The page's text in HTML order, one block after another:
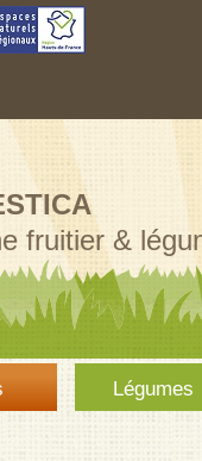
fruitier &
Légumes